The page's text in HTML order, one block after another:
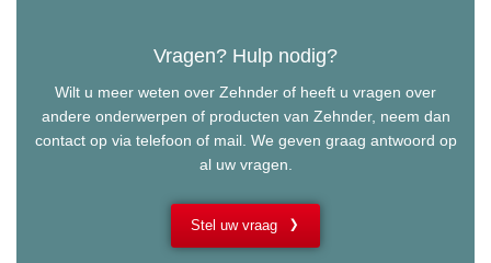
Vragen? Hulp nodig?
Wilt u meer weten over Zehnder of heeft u vragen over
andere onderwerpen of producten van Zehnder, neem dan
contact op via telefoon of mail. We geven graag antwoord op
al uw vragen.
Stel uw vraag